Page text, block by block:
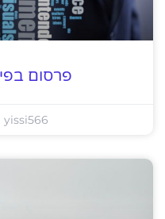
פרסום
yissi566